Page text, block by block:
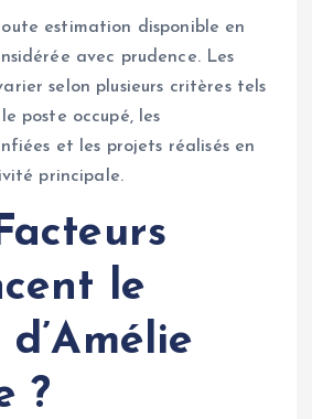
estimation disponible en
avec prudence. Les
selon plusieurs critères tels
poste occupé, les
et les projets réalisés en
principale.
le
?